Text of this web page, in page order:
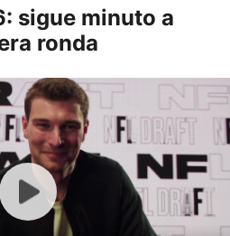
sigue minuto a
ronda